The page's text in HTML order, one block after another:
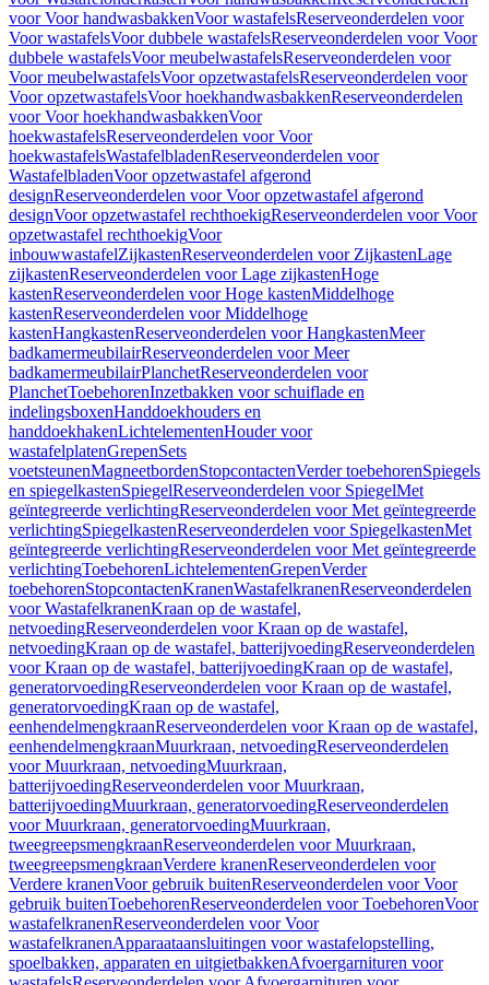
voor Voor handwasbakkenVoor wastafelsReserveonderdelen voor
Voor wastafelsVoor dubbele wastafelsReserveonderdelen voor Voor
dubbele wastafelsVoor meubelwastafelsReserveonderdelen voor
Voor meubelwastafelsVoor opzetwastafelsReserveonderdelen voor
Voor opzetwastafelsVoor hoekhandwasbakkenReserveonderdelen
voor Voor hoekhandwasbakkenVoor
hoekwastafelsReserveonderdelen voor Voor
hoekwastafelsWastafelbladenReserveonderdelen voor
WastafelbladenVoor opzetwastafel afgerond
designReserveonderdelen voor Voor opzetwastafel afgerond
designVoor opzetwastafel rechthoekigReserveonderdelen voor Voor
opzetwastafel rechthoekigVoor
inbouwwastafelZijkastenReserveonderdelen voor ZijkastenLage
zijkastenReserveonderdelen voor Lage zijkastenHoge
kastenReserveonderdelen voor Hoge kastenMiddelhoge
kastenReserveonderdelen voor Middelhoge
kastenHangkastenReserveonderdelen voor HangkastenMeer
badkamermeubilairReserveonderdelen voor Meer
badkamermeubilairPlanchetReserveonderdelen voor
PlanchetToebehorenInzetbakken voor schuiflade en
indelingsboxenHanddoekhouders en
handdoekhakenLichtelementenHouder voor
wastafelplatenGrepenSets
voetsteunenMagneetbordenStopcontactenVerder toebehorenSpiegels
en spiegelkastenSpiegelReserveonderdelen voor SpiegelMet
geïntegreerde verlichtingReserveonderdelen voor Met geïntegreerde
verlichtingSpiegelkastenReserveonderdelen voor SpiegelkastenMet
geïntegreerde verlichtingReserveonderdelen voor Met geïntegreerde
verlichtingToebehorenLichtelementenGrepenVerder
toebehorenStopcontactenKranenWastafelkranenReserveonderdelen
voor WastafelkranenKraan op de wastafel,
netvoedingReserveonderdelen voor Kraan op de wastafel,
netvoedingKraan op de wastafel, batterijvoedingReserveonderdelen
voor Kraan op de wastafel, batterijvoedingKraan op de wastafel,
generatorvoedingReserveonderdelen voor Kraan op de wastafel,
generatorvoedingKraan op de wastafel,
eenhendelmengkraanReserveonderdelen voor Kraan op de wastafel,
eenhendelmengkraanMuurkraan, netvoedingReserveonderdelen
voor Muurkraan, netvoedingMuurkraan,
batterijvoedingReserveonderdelen voor Muurkraan,
batterijvoedingMuurkraan, generatorvoedingReserveonderdelen
voor Muurkraan, generatorvoedingMuurkraan,
tweegreepsmengkraanReserveonderdelen voor Muurkraan,
tweegreepsmengkraanVerdere kranenReserveonderdelen voor
Verdere kranenVoor gebruik buitenReserveonderdelen voor Voor
gebruik buitenToebehorenReserveonderdelen voor ToebehorenVoor
wastafelkranenReserveonderdelen voor Voor
wastafelkranenApparaataansluitingen voor wastafelopstelling,
spoelbakken, apparaten en uitgietbakkenAfvoergarnituren voor